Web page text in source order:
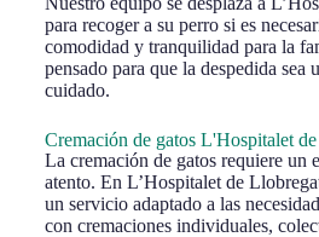
para recoger a su perro si es
comodidad y tranquilidad para la
pensado para que la despedida sea
cuidado.
Cremación de gatos L'Hospitalet
La cremación de gatos requiere un
atento. En L’Hospitalet de
un servicio adaptado a las
con cremaciones individuales,